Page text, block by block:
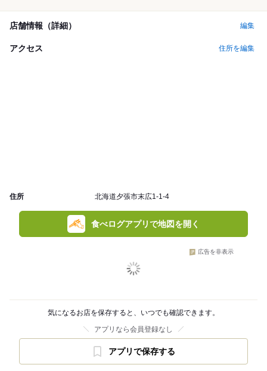
店舗情報（詳細） 編集
アクセス 住所を編集
住所 北海道夕張市末広1-1-4
食べログアプリで地図を開く
広告を非表示
気になるお店を保存すると、いつでも確認できます。
アプリなら会員登録なし
アプリで保存する